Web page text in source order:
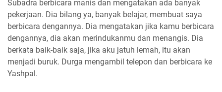
Subadra berbicara manis dan mengatakan ada banyak
pekerjaan. Dia bilang ya, banyak belajar, membuat saya
berbicara dengannya. Dia mengatakan jika kamu berbicara
dengannya, dia akan merindukanmu dan menangis. Dia
berkata baik-baik saja, jika aku jatuh lemah, itu akan
menjadi buruk. Durga mengambil telepon dan berbicara ke
Yashpal.